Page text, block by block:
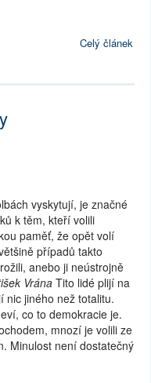
Celý článek
vyskytují, je značné
k těm, kteří volili
paměť, že opět volí
případů takto
anebo ji neústrojně
Vrána Tito lidé plijí na
nic jiného než totalitu.
co to demokracie je.
mnozí je volili ze
Minulost není dostatečný